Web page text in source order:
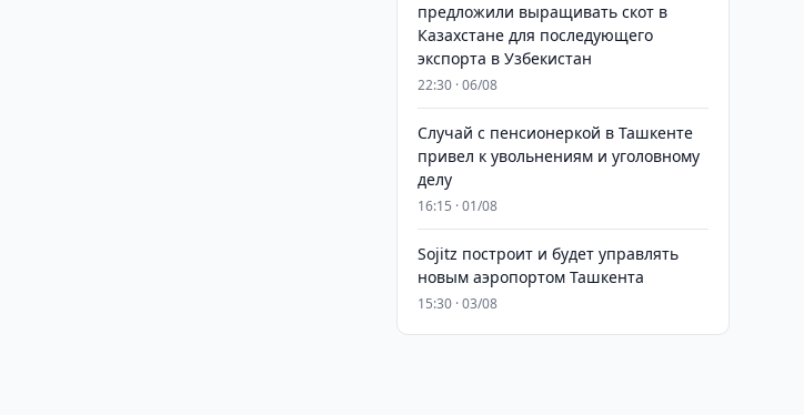
предложили выращивать скот в
Казахстане для последующего
экспорта в Узбекистан
22:30 · 06/08
Случай с пенсионеркой в Ташкенте
привел к увольнениям и уголовному
делу
16:15 · 01/08
Sojitz построит и будет управлять
новым аэропортом Ташкента
15:30 · 03/08